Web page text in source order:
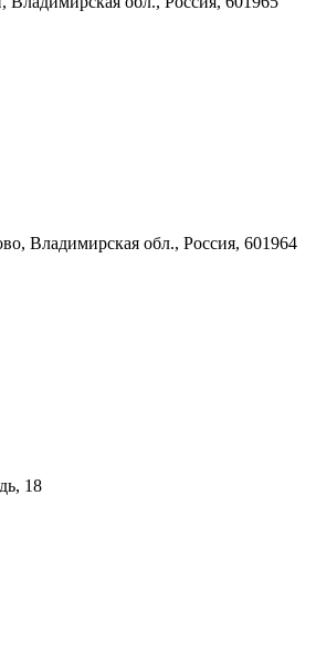
Владимирская обл., Россия, 601964
18